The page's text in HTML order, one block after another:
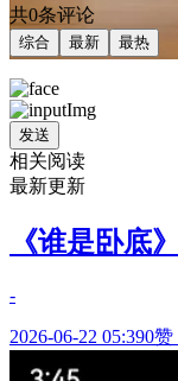
共0条评论
综合 最新 最热
发送
相关阅读
最新更新
《谁是卧底
-
2026-06-22 05:390赞